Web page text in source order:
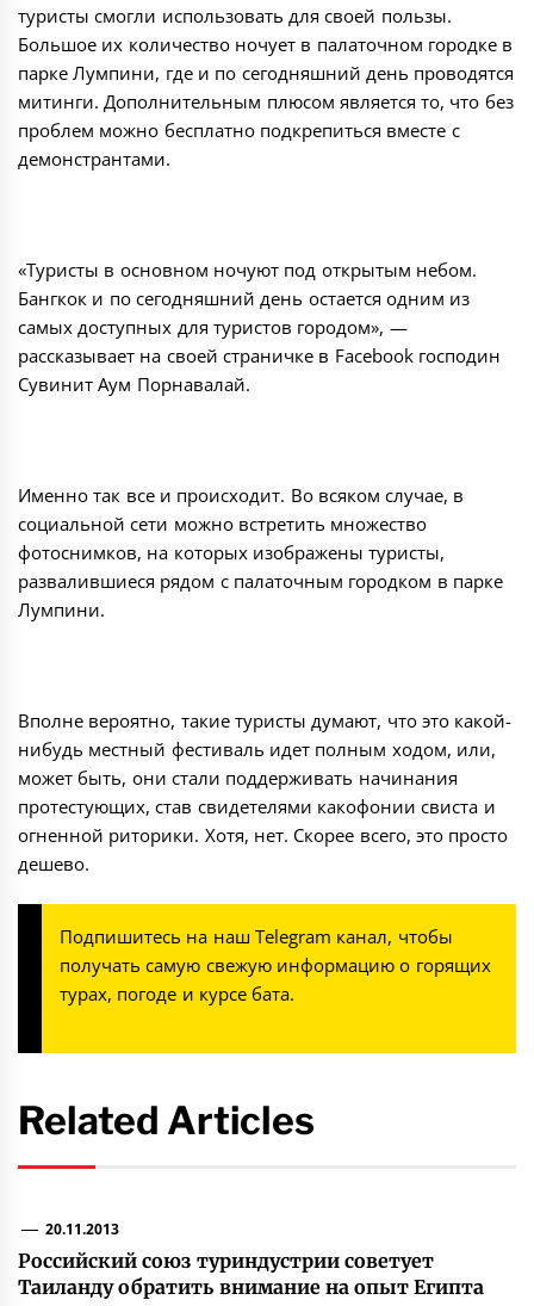
туристы смогли использовать для своей пользы.
Большое их количество ночует в палаточном городке в
парке Лумпини, где и по сегодняшний день проводятся
митинги. Дополнительным плюсом является то, что без
проблем можно бесплатно подкрепиться вместе с
демонстрантами.
«Туристы в основном ночуют под открытым небом.
Бангкок и по сегодняшний день остается одним из
самых доступных для туристов городом», —
рассказывает на своей страничке в Facebook господин
Сувинит Аум Порнавалай.
Именно так все и происходит. Во всяком случае, в
социальной сети можно встретить множество
фотоснимков, на которых изображены туристы,
развалившиеся рядом с палаточным городком в парке
Лумпини.
Вполне вероятно, такие туристы думают, что это какой-
нибудь местный фестиваль идет полным ходом, или,
может быть, они стали поддерживать начинания
протестующих, став свидетелями какофонии свиста и
огненной риторики. Хотя, нет. Скорее всего, это просто
дешево.
Подпишитесь на наш Telegram канал, чтобы
получать самую свежую информацию о горящих
турах, погоде и курсе бата.
Related Articles
20.11.2013
Российский союз туриндустрии советует
Таиланду обратить внимание на опыт Египта